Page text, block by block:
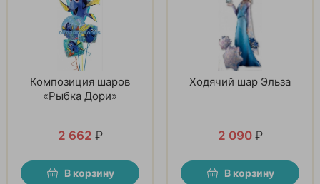
Композиция шаров
«Рыбка Дори»
2 662 ₽
В корзину
Ходячий шар Эльза
2 090 ₽
В корзину